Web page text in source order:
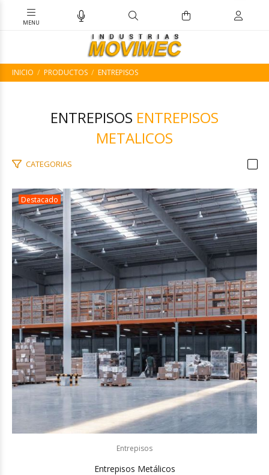
INICIO PRODUCTOS ENTREPISOS
ENTREPISOS ENTREPISOS
METALICOS
CATEGORIAS
Destacado
Entrepisos
Entrepisos Metálicos